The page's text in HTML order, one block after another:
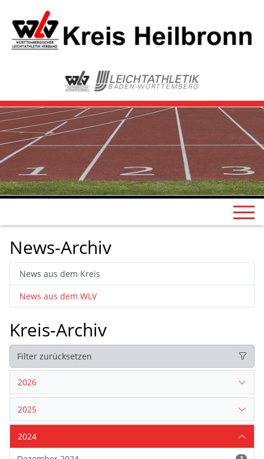
News-Archiv
News aus dem Kreis
News aus dem WLV
Kreis-Archiv
Filter zurücksetzen
2026
2025
2024